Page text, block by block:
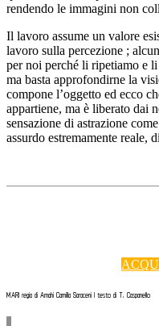
rendendo le immagini non
Il lavoro assume un valore
lavoro sulla percezione ;
per noi perché li ripetiamo e
ma basta approfondirne la
compone l’oggetto ed ecco
appartiene, ma è liberato dai
sensazione di astrazione
assurdo estremamente reale,
MARI regia di Amahi Camilla Saraceni | testo di T. Caspanello